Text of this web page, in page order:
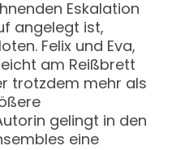
Eskalation
angelegt ist,
Felix und Eva,
am Reißbrett
trotzdem mehr als
gelingt in den
eine